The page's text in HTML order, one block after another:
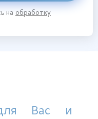
на обработку
Вас и